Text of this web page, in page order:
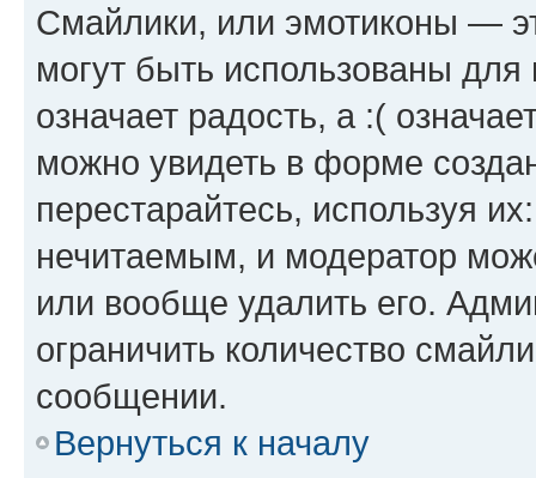
Смайлики, или эмотиконы —
могут быть использованы
означает радость, а :(
можно увидеть в форме
перестарайтесь, используя
нечитаемым, и модератор
или вообще удалить его.
ограничить количество
сообщении.
Вернуться к началу